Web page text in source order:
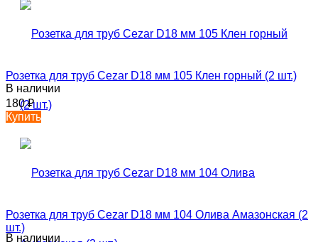
Розетка для труб Cezar D18 мм 105 Клен горный (2 шт.)
В наличии
180₽
Купить
Розетка для труб Cezar D18 мм 104 Олива Амазонская (2
шт.)
В наличии